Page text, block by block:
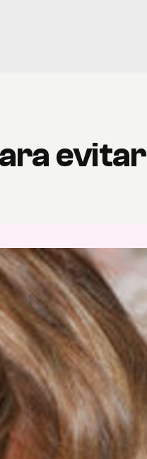
evitar